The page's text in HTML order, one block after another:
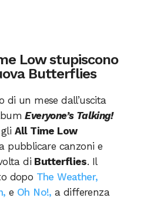
Low stupiscono
Butterflies
di un mese dall’uscita
Everyone’s Talking!
All Time Low
pubblicare canzoni e
di Butterflies. Il
dopo The Weather,
e Oh No!, a differenza